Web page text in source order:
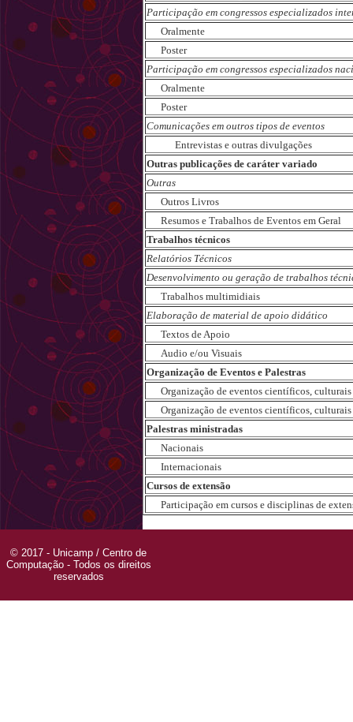
Participação em congressos especializados
Oralmente
Poster
Participação em congressos especializados
Oralmente
Poster
Comunicações em outros tipos de eventos
Entrevistas e outras divulgações
Outras publicações de caráter variado
Outras
Outros Livros
Resumos e Trabalhos de Eventos em Geral
Trabalhos técnicos
Relatórios Técnicos
Desenvolvimento ou geração de trabalhos
Trabalhos multimidiais
Elaboração de material de apoio didático
Textos de Apoio
Audio e/ou Visuais
Organização de Eventos e Palestras
Organização de eventos científicos, culturais
Organização de eventos científicos, culturais
Palestras ministradas
Nacionais
Internacionais
Cursos de extensão
Participação em cursos e disciplinas de
© 2017 - Unicamp / Centro de
Computação - Todos os direitos
reservados